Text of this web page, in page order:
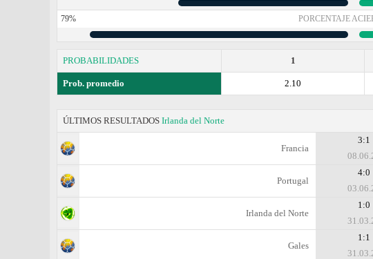
79% PORCENTAJE
PROBABILIDADES 1
Prob. promedio 2.10
ÚLTIMOS RESULTADOS Irlanda del Norte
Francia
3:1
Portugal
4:0
Irlanda del Norte
1:0
Gales
1:1